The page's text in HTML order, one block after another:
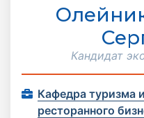
Кандидат
Кафедра туризма
ресторанного